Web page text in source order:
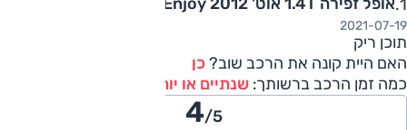
2021-07-19
תוכן ריק
האם היית קונה את הרכב שוב? כן
כמה זמן הרכב ברשותך: שנתיים או יותר
4/5